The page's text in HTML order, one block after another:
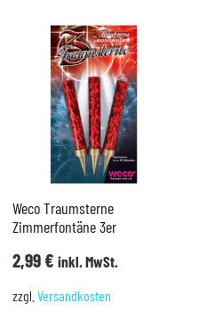
Weco Traumsterne
Zimmerfontäne 3er
2,99€ inkl. MwSt.
zzgl. Versandkosten